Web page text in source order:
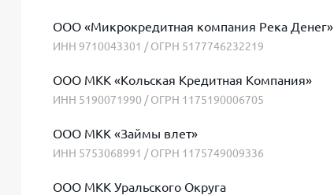
ООО «Микрокредитная компания Река Денег»
ИНН 9710043301 / ОГРН 5177746232219
ООО МКК «Кольская Кредитная Компания»
ИНН 5190071990 / ОГРН 1175190006705
ООО МКК «Займы влет»
ИНН 5753068991 / ОГРН 1175749009336
ООО МКК Уральского Округа